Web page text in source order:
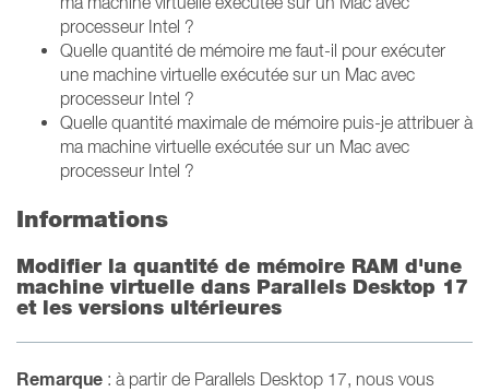
processeur Intel ?
Quelle quantité de mémoire me faut-il pour exécuter
une machine virtuelle exécutée sur un Mac avec
processeur Intel ?
Quelle quantité maximale de mémoire puis-je attribuer à
ma machine virtuelle exécutée sur un Mac avec
processeur Intel ?
Informations
Modifier la quantité de mémoire RAM d'une
machine virtuelle dans Parallels Desktop 17
et les versions ultérieures
Remarque : à partir de Parallels Desktop 17, nous vous